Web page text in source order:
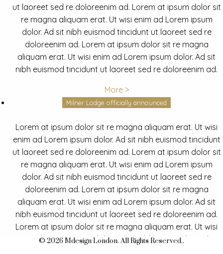
ut laoreet sed re doloreenim ad. Lorem at ipsum dolor sit
re magna aliquam erat. Ut wisi enim ad Lorem ipsum
dolor. Ad sit nibh euismod tincidunt ut laoreet sed re
doloreenim ad. Lorem at ipsum dolor sit re magna
aliquam erat. Ut wisi enim ad Lorem ipsum dolor. Ad sit
nibh euismod tincidunt ut laoreet sed re doloreenim ad.
More >
Milner Lodge officially announced
Lorem at ipsum dolor sit re magna aliquam erat. Ut wisi
enim ad Lorem ipsum dolor. Ad sit nibh euismod tincidunt
ut laoreet sed re doloreenim ad. Lorem at ipsum dolor sit
re magna aliquam erat. Ut wisi enim ad Lorem ipsum
dolor. Ad sit nibh euismod tincidunt ut laoreet sed re
doloreenim ad. Lorem at ipsum dolor sit re magna
aliquam erat. Ut wisi enim ad Lorem ipsum dolor. Ad sit
nibh euismod tincidunt ut laoreet sed re doloreenim ad.
Lorem at ipsum dolor sit re magna aliquam erat. Ut wisi
enim ad Lorem ipsum dolor. Ad sit nibh euismod tincidunt
© 2026 Mdesign London. All Rights Reserved..